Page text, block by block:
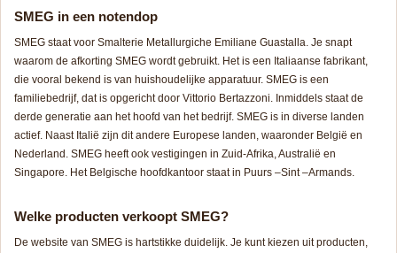
SMEG in een notendop
SMEG staat voor Smalterie Metallurgiche Emiliane Guastalla. Je snapt
waarom de afkorting SMEG wordt gebruikt. Het is een Italiaanse fabrikant,
die vooral bekend is van huishoudelijke apparatuur. SMEG is een
familiebedrijf, dat is opgericht door Vittorio Bertazzoni. Inmiddels staat de
derde generatie aan het hoofd van het bedrijf. SMEG is in diverse landen
actief. Naast Italië zijn dit andere Europese landen, waaronder België en
Nederland. SMEG heeft ook vestigingen in Zuid-Afrika, Australië en
Singapore. Het Belgische hoofdkantoor staat in Puurs –Sint –Armands.
Welke producten verkoopt SMEG?
De website van SMEG is hartstikke duidelijk. Je kunt kiezen uit producten,